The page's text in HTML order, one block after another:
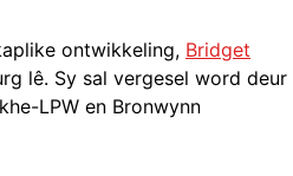
ontwikkeling, Bridget
lê. Sy sal vergesel word deur
LPW en Bronwynn